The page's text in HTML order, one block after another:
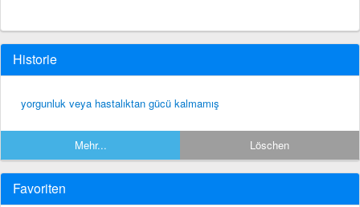
Historie
yorgunluk veya hastalıktan gücü kalmamış
Mehr... Löschen
Favoriten